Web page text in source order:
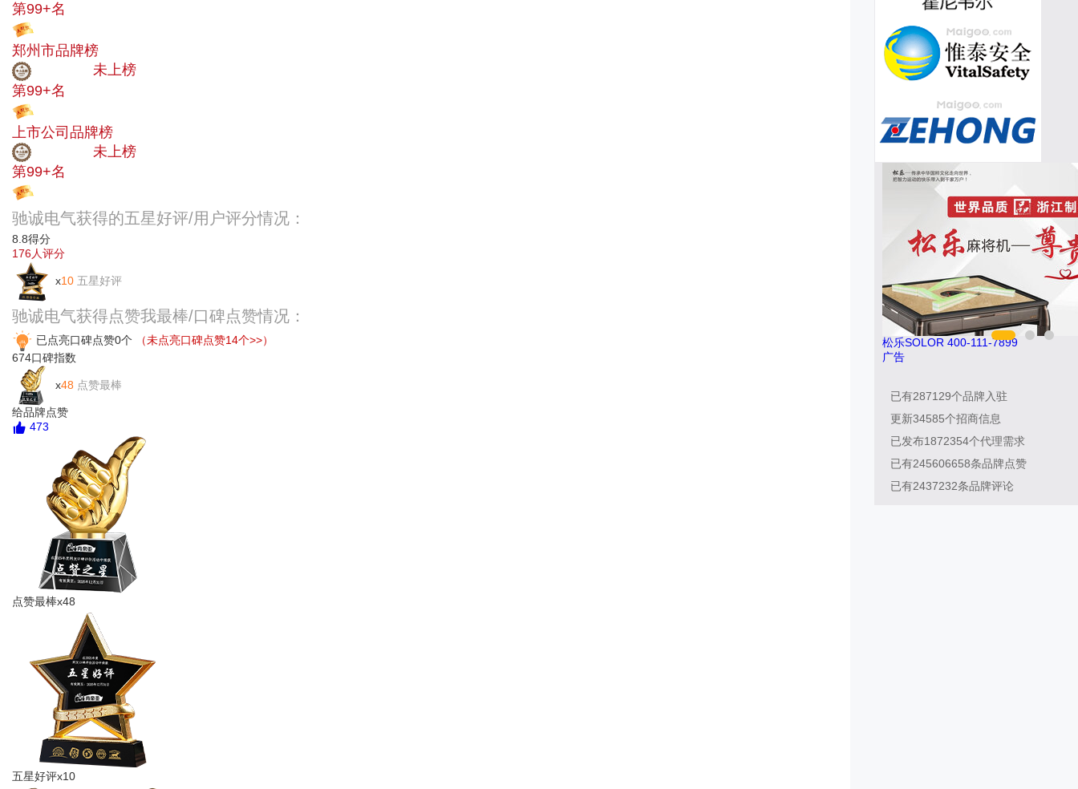
第99+名
郑州市品牌榜
未上榜
第99+名
上市公司品牌榜
未上榜
第99+名
驰诚电气获得的五星好评/用户评分情况：
8.8得分
176人评分
x10 五星好评
驰诚电气获得点赞我最棒/口碑点赞情况：
已点亮口碑点赞0个
（未点亮口碑点赞14个>>）
674口碑指数
x48 点赞最棒
给品牌点赞
473
点赞最棒x48
五星好评x10
松乐SOLOR 400-111-7899
广告
已有287129个品牌入驻
更新34585个招商信息
已发布1872354个代理需求
已有245606658条品牌点赞
已有2437232条品牌评论